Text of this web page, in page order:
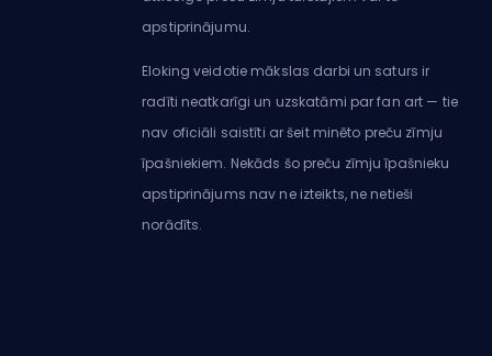
apstiprinājumu.
Eloking veidotie mākslas darbi un saturs ir
radīti neatkarīgi un uzskatāmi par fan art — tie
nav oficiāli saistīti ar šeit minēto preču zīmju
īpašniekiem. Nekāds šo preču zīmju īpašnieku
apstiprinājums nav ne izteikts, ne netieši
norādīts.